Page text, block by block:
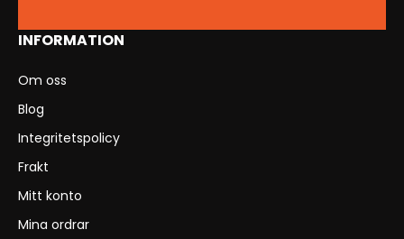
INFORMATION
Om oss
Blog
Integritetspolicy
Frakt
Mitt konto
Mina ordrar